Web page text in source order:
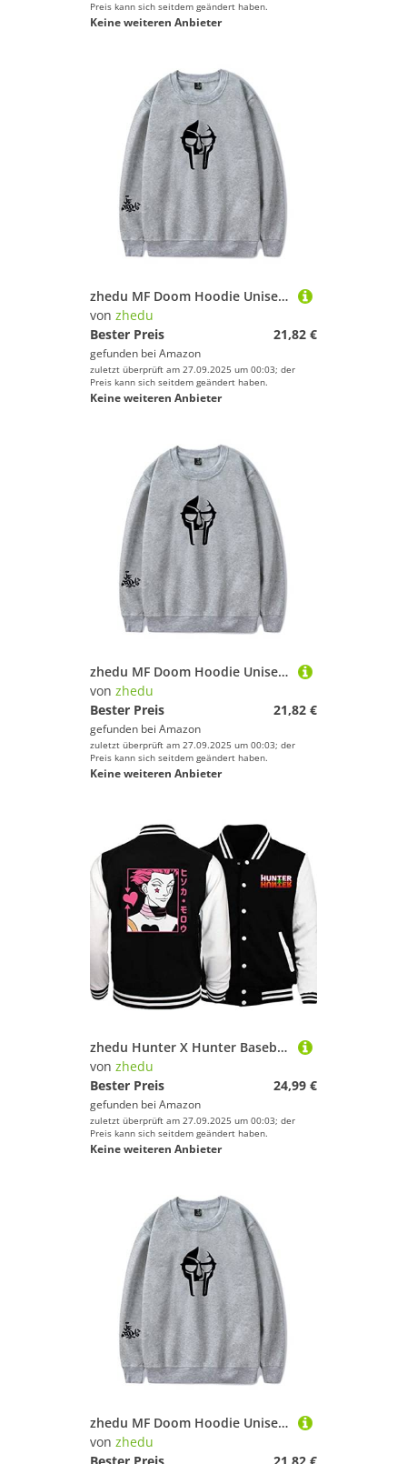
Preis kann sich seitdem geändert haben.
Keine weiteren Anbieter
zhedu MF Doom Hoodie Unisex Trainingsanzug Damen/Herren Oberbekleidung Harajuku Streetwear Rapper Mode Kleidung Übergröße (XXL,Color 2)
von zhedu
Bester Preis
21,82 €
gefunden bei Amazon
zuletzt überprüft am 27.09.2025 um 00:03; der
Preis kann sich seitdem geändert haben.
Keine weiteren Anbieter
zhedu MF Doom Hoodie Unisex Trainingsanzug Damen/Herren Oberbekleidung Harajuku Streetwear Rapper Mode Kleidung Übergröße (L,Color 2)
von zhedu
Bester Preis
21,82 €
gefunden bei Amazon
zuletzt überprüft am 27.09.2025 um 00:03; der
Preis kann sich seitdem geändert haben.
Keine weiteren Anbieter
zhedu Hunter X Hunter Baseballuniform Hoodie Japan Anime Trainingsanzug Herren Bomberjacke Winter Streetwear Harajuku (M,Color 02)
von zhedu
Bester Preis
24,99 €
gefunden bei Amazon
zuletzt überprüft am 27.09.2025 um 00:03; der
Preis kann sich seitdem geändert haben.
Keine weiteren Anbieter
zhedu MF Doom Hoodie Unisex Trainingsanzug Damen/Herren Oberbekleidung Harajuku Streetwear Rapper Mode Kleidung Übergröße (M,Color 2)
von zhedu